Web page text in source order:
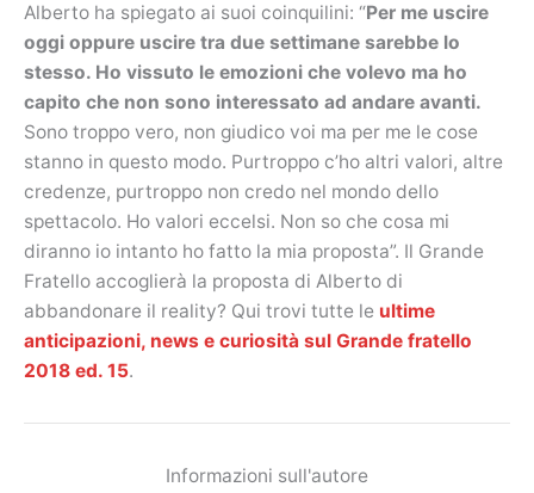
Alberto ha spiegato ai suoi coinquilini: “Per me uscire
oggi oppure uscire tra due settimane sarebbe lo
stesso. Ho vissuto le emozioni che volevo ma ho
capito che non sono interessato ad andare avanti.
Sono troppo vero, non giudico voi ma per me le cose
stanno in questo modo. Purtroppo c’ho altri valori, altre
credenze, purtroppo non credo nel mondo dello
spettacolo. Ho valori eccelsi. Non so che cosa mi
diranno io intanto ho fatto la mia proposta”. Il Grande
Fratello accoglierà la proposta di Alberto di
abbandonare il reality? Qui trovi tutte le ultime
anticipazioni, news e curiosità sul Grande fratello
2018 ed. 15.
Informazioni sull'autore